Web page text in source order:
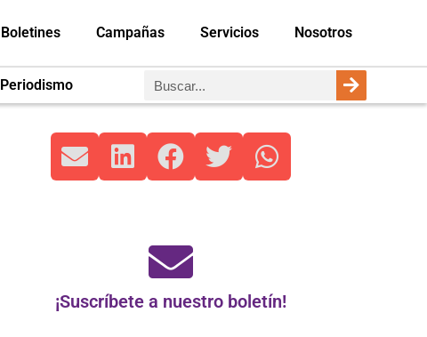
Boletines Campañas Servicios Nosotros
Periodismo
¡Suscríbete a nuestro boletín!